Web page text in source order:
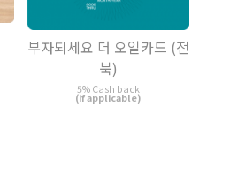
부자되세요 더 오일카드 (전
북)
5% Cash back
(if applicable)